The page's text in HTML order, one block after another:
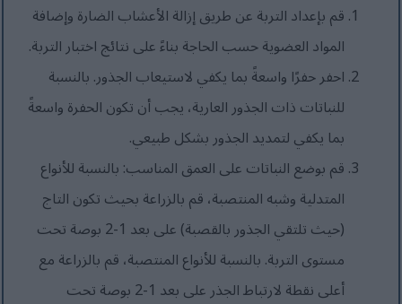
قم بإعداد التربة عن طريق إزالة الأعشاب الضارة وإضافة
المواد العضوية حسب الحاجة بناءً على نتائج اختبار التربة.
احفر حفرًا واسعةً بما يكفي لاستيعاب الجذور. بالنسبة
للنباتات ذات الجذور العارية، يجب أن تكون الحفرة واسعةً
بما يكفي لتمديد الجذور بشكل طبيعي.
قم بوضع النباتات على العمق المناسب: بالنسبة للأنواع
المتدلية وشبه المنتصبة، قم بالزراعة بحيث تكون التاج
(حيث تلتقي الجذور بالقصبة) على بعد 1-2 بوصة تحت
مستوى التربة. بالنسبة للأنواع المنتصبة، قم بالزراعة مع
أعلى نقطة لارتباط الجذر على بعد 1-2 بوصة تحت